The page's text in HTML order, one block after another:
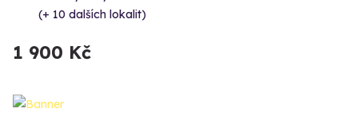
(+ 10 dalších lokalit)
1 900 Kč